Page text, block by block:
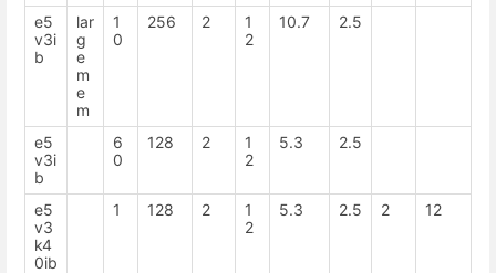
e5
v3i
b
lar
g
e
m
e
m
1
0
256 2
1
2
10.7 2.5
e5
v3i
b
6
0
128 2
1
2
5.3 2.5
e5
v3
k4
0ib
1 128 2
1
2
5.3 2.5 2 12